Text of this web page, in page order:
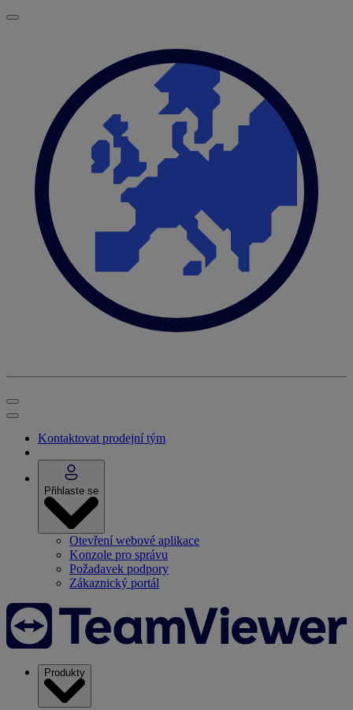
Kontaktovat prodejní tým
Přihlaste se
Otevření webové aplikace
Konzole pro správu
Požadavek podpory
Zákaznický portál
Produkty